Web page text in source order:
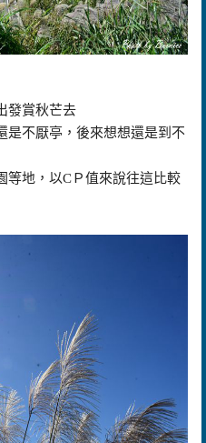
發賞秋芒去
是不厭亭，後來想想還是到不
等地，以CＰ值來說往這比較